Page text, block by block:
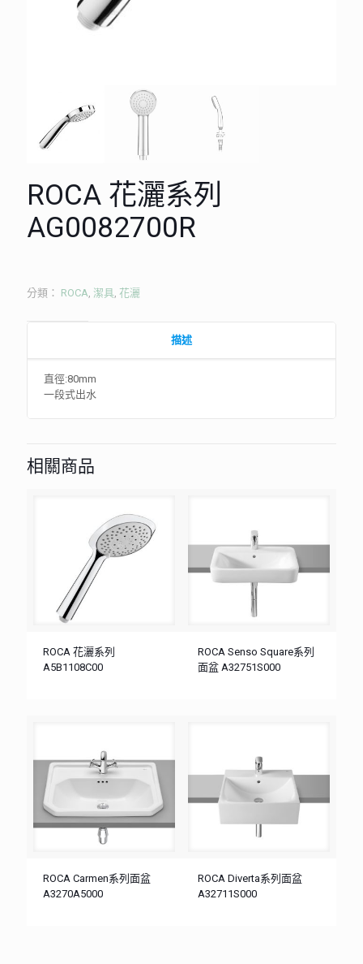
ROCA 花灑系列
AG0082700R
分類： ROCA 潔具 花灑
描述
直徑:80mm
一段式出水
相關商品
ROCA 花灑系列
A5B1108C00
ROCA Senso Square系列
面盆 A32751S000
ROCA Carmen系列面盆
A3270A5000
ROCA Diverta系列面盆
A32711S000